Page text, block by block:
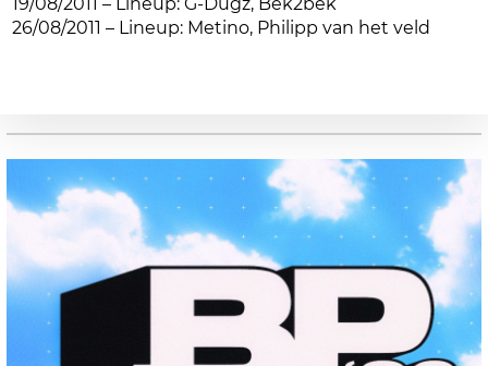
19/08/2011 – Lineup: G-Dugz, Bek2bek
26/08/2011 – Lineup: Metino, Philipp van het veld